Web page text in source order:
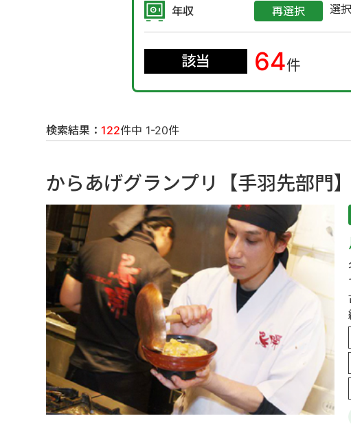
年収 再選択 選
該当 64件
検索結果： 122件中 1-20件
からあげグランプリ【手羽先部門